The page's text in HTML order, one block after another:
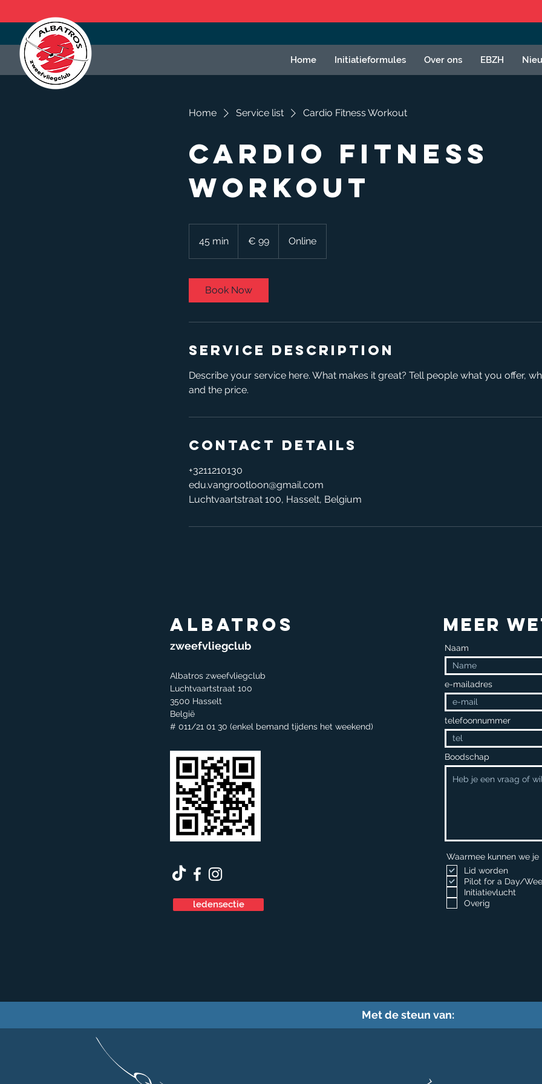
Home Initiatieformules Over ons EBZH
Home Service list Cardio Fitness Workout
Cardio Fitness
Workout
45 min
5
€ 99 Online
Book Now
Service Description
Describe your service here. What makes it great? Tell people what you offer,
and the price.
Contact Details
+3211210130
edu.vangrootloon@gmail.com
Luchtvaartstraat 100, Hasselt, Belgium
Albatros
zweefvliegclub
Albatros zweefvliegclub
Luchtvaartstraat 100
3500 Hasselt
België
# 011/21 01 30 (enkel bemand tijdens het weekend)
ledensectie
Meer
Naam
e-mailadres
telefoonnummer
Boodschap
Waarmee kunnen we je
Lid worden
Pilot for a Day/
Initiatievlucht
Overig
Met de steun van: